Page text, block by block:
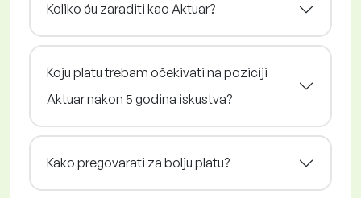
Koliko ću zaraditi kao Aktuar?
Koju platu trebam očekivati na poziciji
Aktuar nakon 5 godina iskustva?
Kako pregovarati za bolju platu?